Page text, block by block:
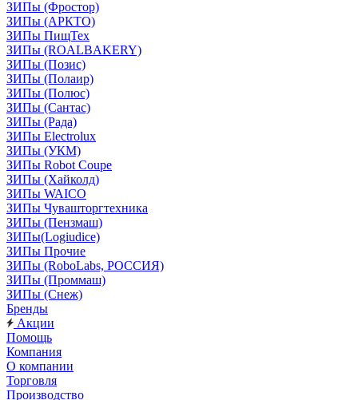
ЗИПы (Фростор)
ЗИПы (АРКТО)
ЗИПы ПищТех
ЗИПы (ROALBAKERY)
ЗИПы (Позис)
ЗИПы (Полаир)
ЗИПы (Полюс)
ЗИПы (Сантас)
ЗИПы (Рада)
ЗИПы Electrolux
ЗИПы (УКМ)
ЗИПы Robot Coupe
ЗИПы (Хайколд)
ЗИПы WAICO
ЗИПы Чувашторгтехника
ЗИПы (Пензмаш)
ЗИПы(Logiudice)
ЗИПы Прочие
ЗИПы (RoboLabs, РОССИЯ)
ЗИПы (Проммаш)
ЗИПы (Снеж)
Бренды
Акции
Помощь
Компания
О компании
Торговля
Производство